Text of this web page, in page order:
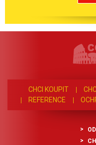
CHCI KOUPIT
REFERENCE